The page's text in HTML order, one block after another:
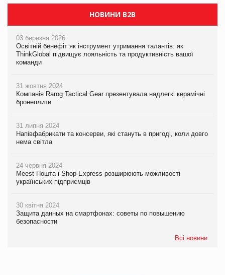
НОВИНИ B2B
03 березня 2026
Освітній бенефіт як інструмент утримання талантів: як
ThinkGlobal підвищує лояльність та продуктивність вашої
команди
31 жовтня 2024
Компанія Rarog Tactical Gear презентувала надлегкі керамічні
бронеплити
31 липня 2024
Напівфабрикати та консерви, які стануть в пригоді, коли довго
нема світла
24 червня 2024
Meest Пошта і Shop-Express розширюють можливості
українських підприємців
30 квітня 2024
Защита данных на смартфонах: советы по повышению
безопасности
Всі новини